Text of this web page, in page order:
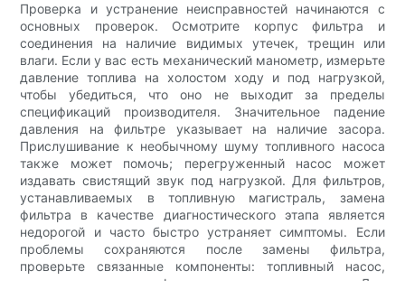
Проверка и устранение неисправностей начинаются с
основных проверок. Осмотрите корпус фильтра и
соединения на наличие видимых утечек, трещин или
влаги. Если у вас есть механический манометр, измерьте
давление топлива на холостом ходу и под нагрузкой,
чтобы убедиться, что оно не выходит за пределы
спецификаций производителя. Значительное падение
давления на фильтре указывает на наличие засора.
Прислушивание к необычному шуму топливного насоса
также может помочь; перегруженный насос может
издавать свистящий звук под нагрузкой. Для фильтров,
устанавливаемых в топливную магистраль, замена
фильтра в качестве диагностического этапа является
недорогой и часто быстро устраняет симптомы. Если
проблемы сохраняются после замены фильтра,
проверьте связанные компоненты: топливный насос,